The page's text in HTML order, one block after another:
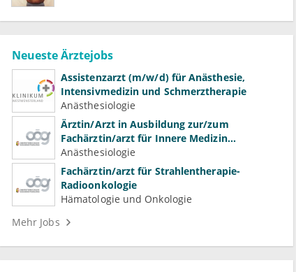
Neueste Ärztejobs
Assistenzarzt (m/w/d) für Anästhesie,
Intensivmedizin und Schmerztherapie
Anästhesiologie
Ärztin/Arzt in Ausbildung zur/zum
Fachärztin/arzt für Innere Medizin
(Kardiologie, Nephrologie, Intensivmedizin)
Anästhesiologie
Fachärztin/arzt für Strahlentherapie-
Radioonkologie
Hämatologie und Onkologie
Mehr Jobs